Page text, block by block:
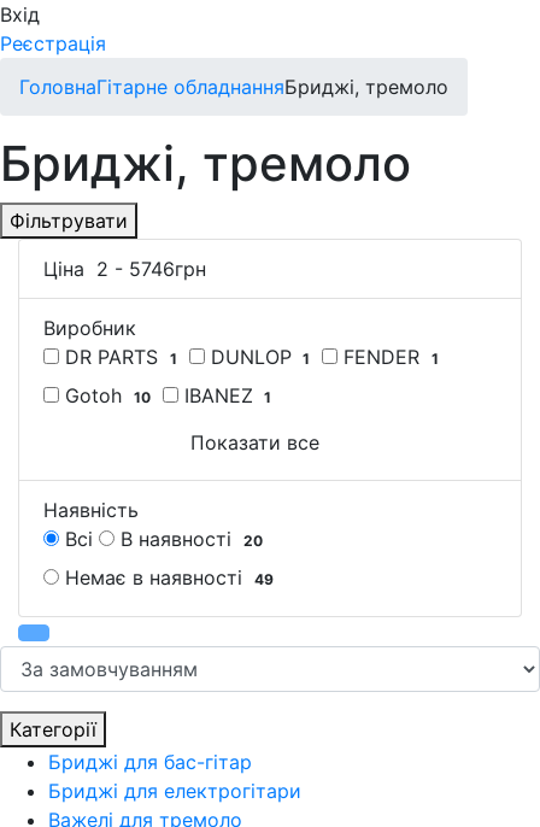
Вхід
Реєстрація
ГоловнаГітарне обладнанняБриджі, тремоло
Бриджі, тремоло
Фільтрувати
Ціна 2 - 5746грн
Виробник
DR PARTS
1 DUNLOP 1 FENDER 1
Gotoh 10 IBANEZ 1
Показати все
Наявність
Всі
В наявності 20
Немає в наявності 49
Категорії
Бриджі для бас-гітар
Бриджі для електрогітари
Важелі для тремоло